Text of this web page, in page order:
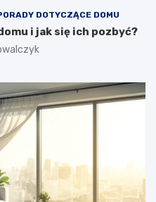
DOTYCZĄCE DOMU
i jak się ich pozbyć?